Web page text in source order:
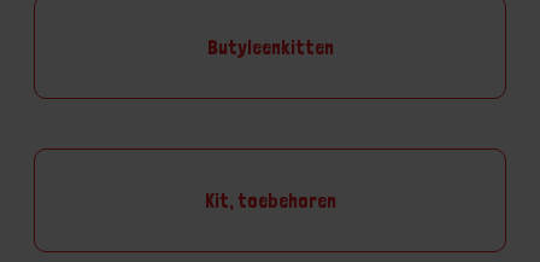
Butyleenkitten
Kit, toebehoren